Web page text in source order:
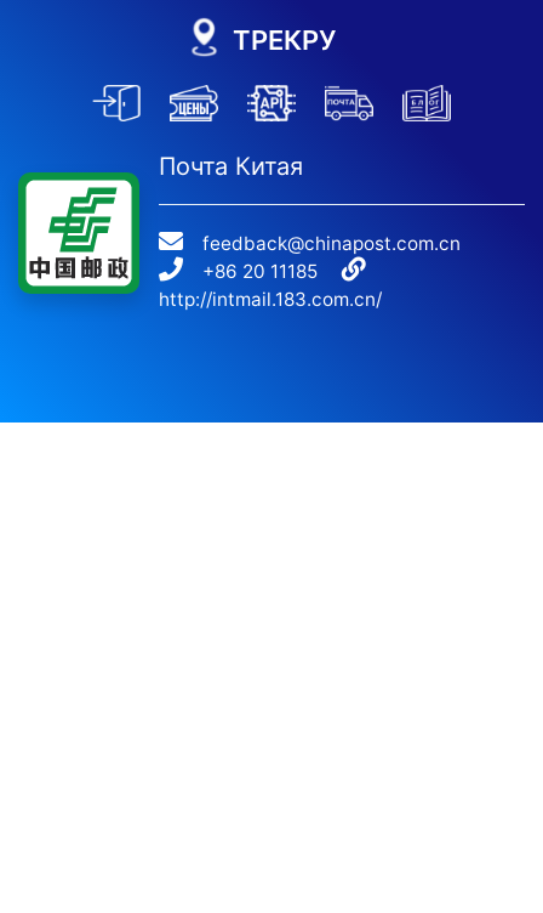
ТРЕКРУ
Почта Китая
feedback@chinapost.com.cn
+86 20 11185
http://intmail.183.com.cn/